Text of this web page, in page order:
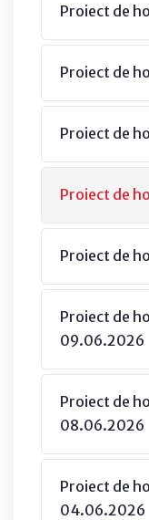
Proiect de
Proiect de
Proiect de
Proiect de
Proiect de
Proiect de
09.06.2026
Proiect de
08.06.2026
Proiect de
04.06.2026